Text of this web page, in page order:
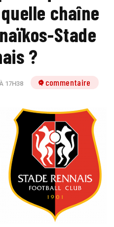
chaîne
Stade
?
17H38 1 commentaire